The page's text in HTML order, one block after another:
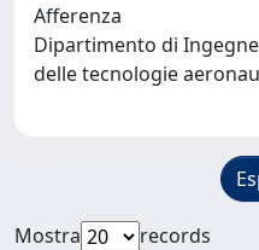
Afferenza
Dipartimento di
delle tecnologie
Mostra
records